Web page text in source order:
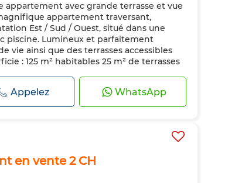
appartement avec grande terrasse et vue
appartement traversant,
Est / Sud / Ouest, situé dans une
piscine. Lumineux et parfaitement
vie ainsi que des terrasses accessibles
: 125 m² habitables 25 m² de terrasses
Appelez WhatsApp
en vente 2 CH